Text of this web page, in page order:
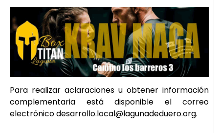
Para realizar aclaraciones u obtener información
complementaria está disponible el correo
electrónico desarrollo.local@lagunadeduero.org.